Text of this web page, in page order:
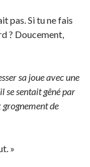
pas. Si tu ne fais
? Doucement,
sa joue avec une
se sentait gêné par
de
»